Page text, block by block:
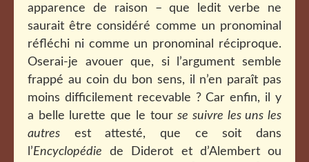
apparence de raison – que ledit verbe ne
saurait être considéré comme un pronominal
réfléchi ni comme un pronominal réciproque.
Oserai-je avouer que, si l’argument semble
frappé au coin du bon sens, il n’en paraît pas
moins difficilement recevable ? Car enfin, il y
a belle lurette que le tourse suivre les uns les
autres est attesté, que ce soit dans
l’Encyclopédie de Diderot et d’Alembert ou